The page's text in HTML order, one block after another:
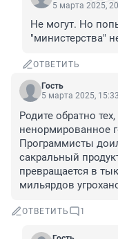
5 марта 2025,
Не могут. Но
"министерства"
ОТВЕТИТЬ
Гость
5 марта 2025, 15:33
Родите обратно
ненормированное
Программисты
сакральный
превращается в
мильярдов
ОТВЕТИТЬ 1